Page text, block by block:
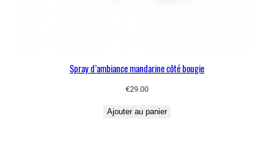
Spray d’ambiance mandarine côté bougie
€29.00
Ajouter au panier